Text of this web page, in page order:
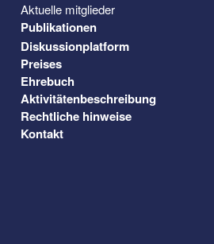
Aktuelle mitglieder
Publikationen
Diskussionplatform
Preises
Ehrebuch
Aktivitätenbeschreibung
Rechtliche hinweise
Kontakt